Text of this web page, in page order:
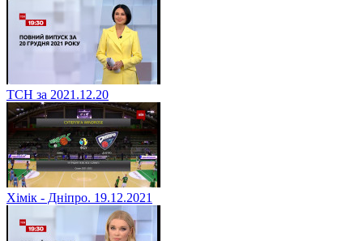
ТСН за 2021.12.20
Хімік - Дніпро. 19.12.2021